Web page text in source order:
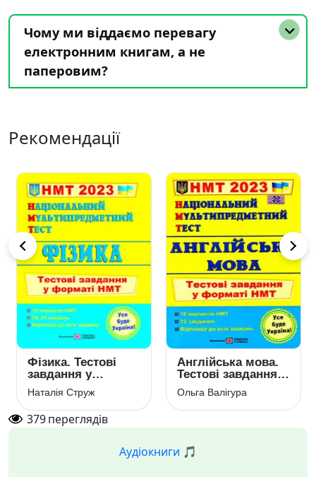
Чому ми віддаємо перевагу
електронним книгам, а не
паперовим?
Рекомендації
Фізика. Тестові
завдання у
форматі НМТ 2023
Наталія Струж
Англійська мова.
Тестові завдання у
форматі НМТ 2023
Ольга Валігура
379переглядів
Аудіокниги 🎵